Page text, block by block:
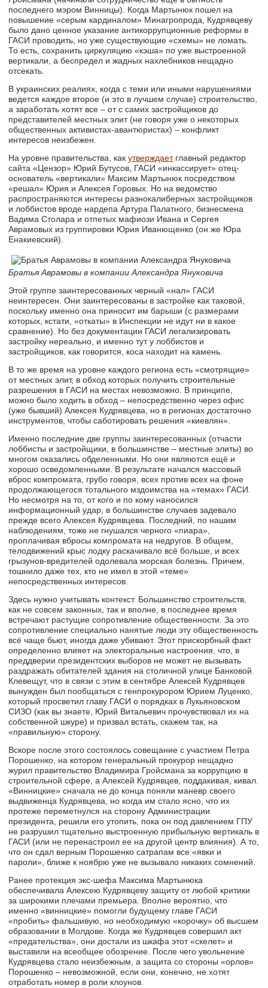
последнего мэром Винницы). Когда Мартынюк пошел на
повышение «серым кардиналом» Минагропрода, Кудрявцеву
было дано ценное указание антикоррупционные реформы в
ГАСИ проводить, но уже существующие «схемы» не ломать.
То есть, сохранить циркуляцию «кэша» по уже выстроенной
вертикали, а беспредел и жадных нахлебников нещадно
отсекать.
В украинских реалиях, когда с теми или иными нарушениями
ведется каждое второе (и это в лучшем случае) строительство,
а заработать хотят все – от с самих застройщиков до
представителей местных элит (не говоря уже о некоторых
общественных активистах-авантюристах) – конфликт
интересов неизбежен.
На уровне правительства, какутверждаетглавный редактор
сайта «Цензор» Юрий Бутусов, ГАСИ «инкассирует» отец-
основатель «вертикали» Максим Мартынюк посредством
«решал» Юрия и Алексея Горовых. Но на ведомство
распространяются интересы разнокалиберных застройщиков
и лоббистов вроде нардепа Артура Палатного, бизнесмена
Вадима Столара и отпетых мафиози Ивана и Сергея
Аврамовых из группировки Юрия Иванющенко (он же Юра
Енакиевский).
Братья Аврамовы в компании Александра Януковича
Этой группе заинтересованных черный «нал» ГАСИ
неинтересен. Они заинтересованы в застройке как таковой,
поскольку именно она приносит им барыши (с размерами
которых, кстати, «откаты» в Инспекции не идут ни в какое
сравнение). Но без документации ГАСИ легализировать
застройку нереально, и именно тут у лоббистов и
застройщиков, как говорится, коса находит на камень.
В то же время на уровне каждого региона есть «смотрящие»
от местных элит, в обход которых получить строительные
разрешения в ГАСИ на местах невозможно. В принципе,
можно было ходить в обход – непосредственно через офис
(уже бывший) Алексея Кудрявцева, но в регионах достаточно
инструментов, чтобы саботировать решения «киевлян».
Именно последние две группы заинтересованных (отчасти
лоббисты и застройщики, в большинстве – местные элиты) во
многом оказались обделенными. Но они являются ещё и
хорошо осведомленными. В результате начался массовый
вброс компромата, грубо говоря, всех против всех на фоне
продолжающегося тотального мздоимства на «темах» ГАСИ.
Но несмотря на то, от кого и по кому наносился
информационный удар, в большинстве случаев задевало
прежде всего Алексея Кудрявцева. Последний, по нашим
наблюдениям, тоже не гнушался черного «пиара»,
проплачивая вбросы компромата на недругов. В общем,
телодвижений крыс лодку раскачивало всё больше, и всех
грызунов-вредителей одолевала морская болезнь. Причем,
тошнило даже тех, кто не имел в этой «теме»
непосредственных интересов.
Здесь нужно учитывать контекст. Большинство строительств,
как не совсем законных, так и вполне, в последнее время
встречают растущие сопротивление общественности. За это
сопротивление специально нанятые люди эту общественность
всё чаще бьют, иногда даже убивают. Этот прискорбный факт
определенно влияет на электоральные настроения, что, в
преддверии президентских выборов не может не вызывать
раздражать обитателей здания на столичной улице Банковой.
Клевещут, что в связи с этим в сентябре Алексей Кудрявцев
вынужден был пообщаться с генпрокурором Юрием Луценко,
который просветил главу ГАСИ о порядках в Лукьяновском
СИЗО (как вы знаете, Юрий Витальевич прочувствовал их на
собственной шкуре) и призвал встать, скажем так, на
«правильную» сторону.
Вскоре после этого состоялось совещание с участием Петра
Порошенко, на котором генеральный прокурор нещадно
журил правительство Владимира Гройсмана за коррупцию в
строительной сфере, а Алексей Кудрявцев, поддакивая, кивал.
«Винницкие» сначала не до конца поняли маневр своего
выдвиженца Кудрявцева, но когда им стало ясно, что их
протеже переметнулся на сторону Администрации
президента, решили его утопить, пока он под давлением ГПУ
не разрушил тщательно выстроенную прибыльную вертикаль в
ГАСИ (или не перенастроил ее на другой центр влияния). А то,
что он сдал верным Порошенко сатрапам все «явки и
пароли», ближе к ноябрю уже не вызывало никаких сомнений.
Ранее протекция экс-шефа Максима Мартынюка
обеспечивала Алексею Кудрявцеву защиту от любой критики
за широкими плечами премьера. Вполне вероятно, что
именно «винницкие» помогли будущему главе ГАСИ
«пробить» фальшивую, но необходимую «корочку» об высшем
образовании в Молдове. Когда же Кудрявцев совершил акт
«предательства», они достали из шкафа этот «скелет» и
выставили на всеобщее обозрение. После чего увольнение
Кудрявцева стало неизбежным, а защита со стороны «орлов»
Порошенко – невозможной, если они, конечно, не хотят
отработать номер в роли клоунов.